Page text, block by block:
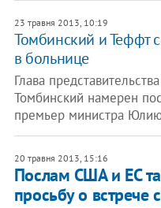
23 травня 2013, 10:19
Томбинский и Теффт
в больнице
Глава
Томбинский намерен
премьер министра
20 травня 2013, 15:16
Послам США и ЕС
просьбу о встрече